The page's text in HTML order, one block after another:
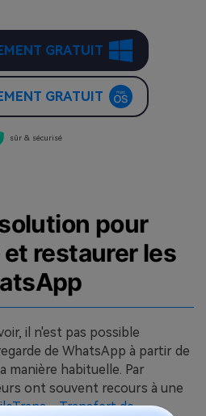
GRATUIT
GRATUIT
sûr & sécurisé
pour
restaurer les
il n'est pas possible
de WhatsApp à partir de
manière habituelle. Par
ont souvent recours à une
- Transfert de